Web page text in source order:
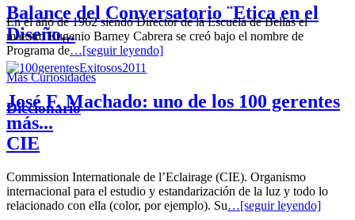
Balance del Conversatorio ¨Etica en el
Diseño...
José F. Machado: uno de los 100 gerentes
más...
En el año de 1962 siendo Director de la Escuela de Bellas el
maestro Eugenio Barney Cabrera se creó bajo el nombre de
Programa de…[seguir leyendo]
Más Curiosidades
Diccionario
CIE
Commission Internationale de l’Eclairage (CIE). Organismo
internacional para el estudio y estandarización de la luz y todo lo
relacionado con ella (color, por ejemplo). Su…[seguir leyendo]